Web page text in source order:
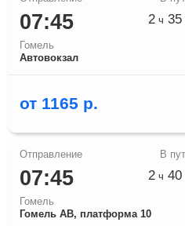
07:45
Гомель
Автовокзал
2 ч 35
от 1165 р.
07:45
Гомель
Гомель АВ, платформа 10
2 ч 40